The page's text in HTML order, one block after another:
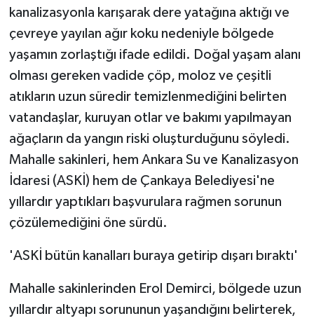
kanalizasyonla karışarak dere yatağına aktığı ve
çevreye yayılan ağır koku nedeniyle bölgede
yaşamın zorlaştığı ifade edildi. Doğal yaşam alanı
olması gereken vadide çöp, moloz ve çeşitli
atıkların uzun süredir temizlenmediğini belirten
vatandaşlar, kuruyan otlar ve bakımı yapılmayan
ağaçların da yangın riski oluşturduğunu söyledi.
Mahalle sakinleri, hem Ankara Su ve Kanalizasyon
İdaresi (ASKİ) hem de Çankaya Belediyesi'ne
yıllardır yaptıkları başvurulara rağmen sorunun
çözülemediğini öne sürdü.
'ASKİ bütün kanalları buraya getirip dışarı bıraktı'
Mahalle sakinlerinden Erol Demirci, bölgede uzun
yıllardır altyapı sorununun yaşandığını belirterek,